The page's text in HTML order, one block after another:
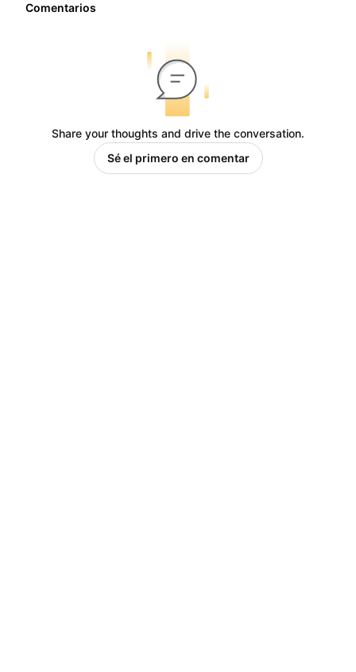
Comentarios
Share your thoughts and drive the conversation.
Sé el primero en comentar